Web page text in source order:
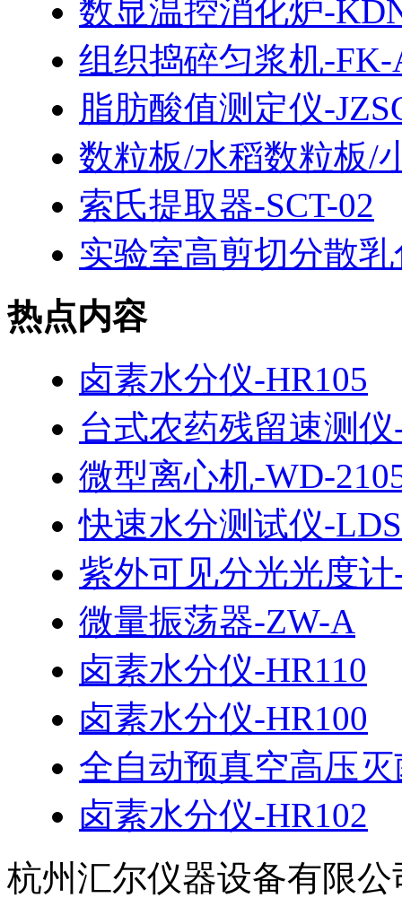
数显温控消化炉-
组织捣碎匀浆机-FK-
脂肪酸值测定仪-
数粒板/水稻数粒板/
索氏提取器-SCT-02
实验室高剪切分散
热点内容
卤素水分仪-HR105
台式农药残留速测
微型离心机-WD-
快速水分测试仪-
紫外可见分光光度计
微量振荡器-ZW-A
卤素水分仪-HR110
卤素水分仪-HR100
全自动预真空高压
卤素水分仪-HR102
杭州汇尔仪器设备有限公